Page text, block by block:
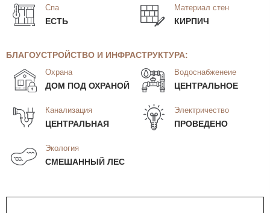
Спа
ЕСТЬ
Материал стен
КИРПИЧ
БЛАГОУСТРОЙСТВО И ИНФРАСТРУКТУРА:
Охрана
ДОМ ПОД ОХРАНОЙ
Водоснабженеие
ЦЕНТРАЛЬНОЕ
Канализация
ЦЕНТРАЛЬНАЯ
Электричество
ПРОВЕДЕНО
Экология
СМЕШАННЫЙ ЛЕС